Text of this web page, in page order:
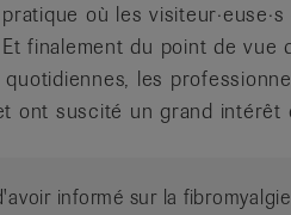
où les
finalement du point de vue
les
ont suscité un grand intérêt
informé sur la